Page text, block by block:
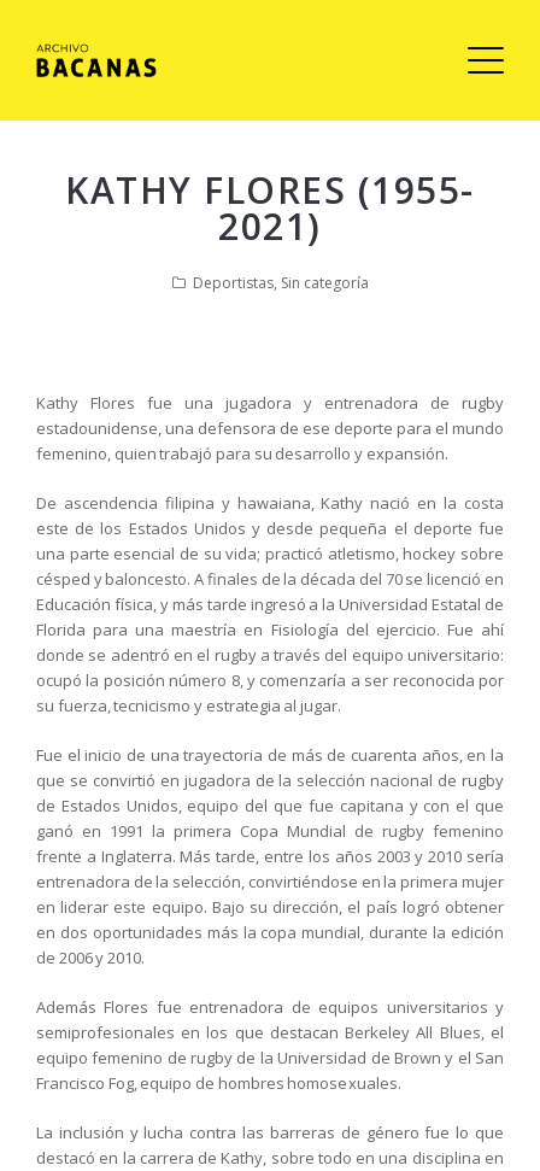
KATHY FLORES (1955-
2021)
Deportistas, Sin categoría
Kathy Flores fue una jugadora y entrenadora de rugby
estadounidense, una defensora de ese deporte para el mundo
femenino, quien trabajó para su desarrollo y expansión.
De ascendencia filipina y hawaiana, Kathy nació en la costa
este de los Estados Unidos y desde pequeña el deporte fue
una parte esencial de su vida; practicó atletismo, hockey sobre
césped y baloncesto. A finales de la década del 70 se licenció en
Educación física, y más tarde ingresó a la Universidad Estatal de
Florida para una maestría en Fisiología del ejercicio. Fue ahí
donde se adentró en el rugby a través del equipo universitario:
ocupó la posición número 8, y comenzaría a ser reconocida por
su fuerza, tecnicismo y estrategia al jugar.
Fue el inicio de una trayectoria de más de cuarenta años, en la
que se convirtió en jugadora de la selección nacional de rugby
de Estados Unidos, equipo del que fue capitana y con el que
ganó en 1991 la primera Copa Mundial de rugby femenino
frente a Inglaterra. Más tarde, entre los años 2003 y 2010 sería
entrenadora de la selección, convirtiéndose en la primera mujer
en liderar este equipo. Bajo su dirección, el país logró obtener
en dos oportunidades más la copa mundial, durante la edición
de 2006 y 2010.
Además Flores fue entrenadora de equipos universitarios y
semiprofesionales en los que destacan Berkeley All Blues, el
equipo femenino de rugby de la Universidad de Brown y el San
Francisco Fog, equipo de hombres homosexuales.
La inclusión y lucha contra las barreras de género fue lo que
destacó en la carrera de Kathy, sobre todo en una disciplina en